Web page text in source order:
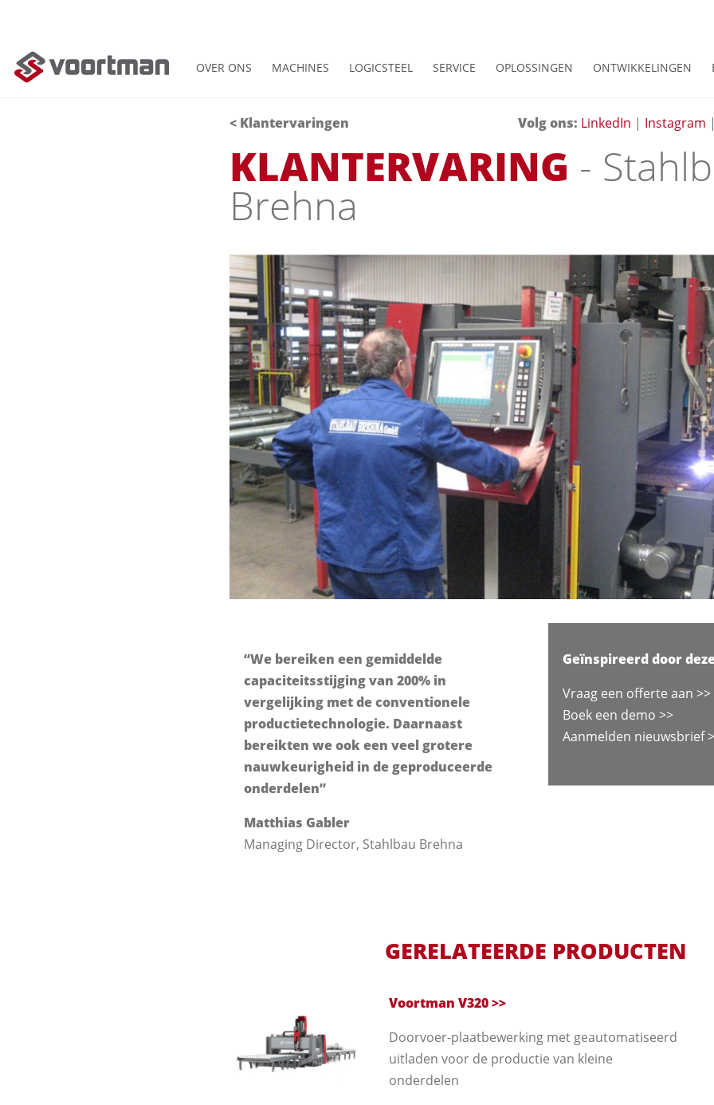
OVER ONS MACHINES LOGICSTEEL SERVICE OPLOSSINGEN ONTWIKKELINGEN
< Klantervaringen Volg ons: LinkedIn | Instagram
KLANTERVARING -
Brehna
“We bereiken een gemiddelde
capaciteitsstijging van 200% in
vergelijking met de conventionele
productietechnologie. Daarnaast
bereikten we ook een veel grotere
nauwkeurigheid in de geproduceerde
onderdelen”
Matthias Gabler
Managing Director, Stahlbau Brehna
Geïnspireerd door
Vraag een offerte aan >>
Boek een demo >>
Aanmelden nieuwsbrief
GERELATEERDE PRODUCTEN
Voortman V320 >>
Doorvoer-plaatbewerking met geautomatiseerd
uitladen voor de productie van kleine
onderdelen